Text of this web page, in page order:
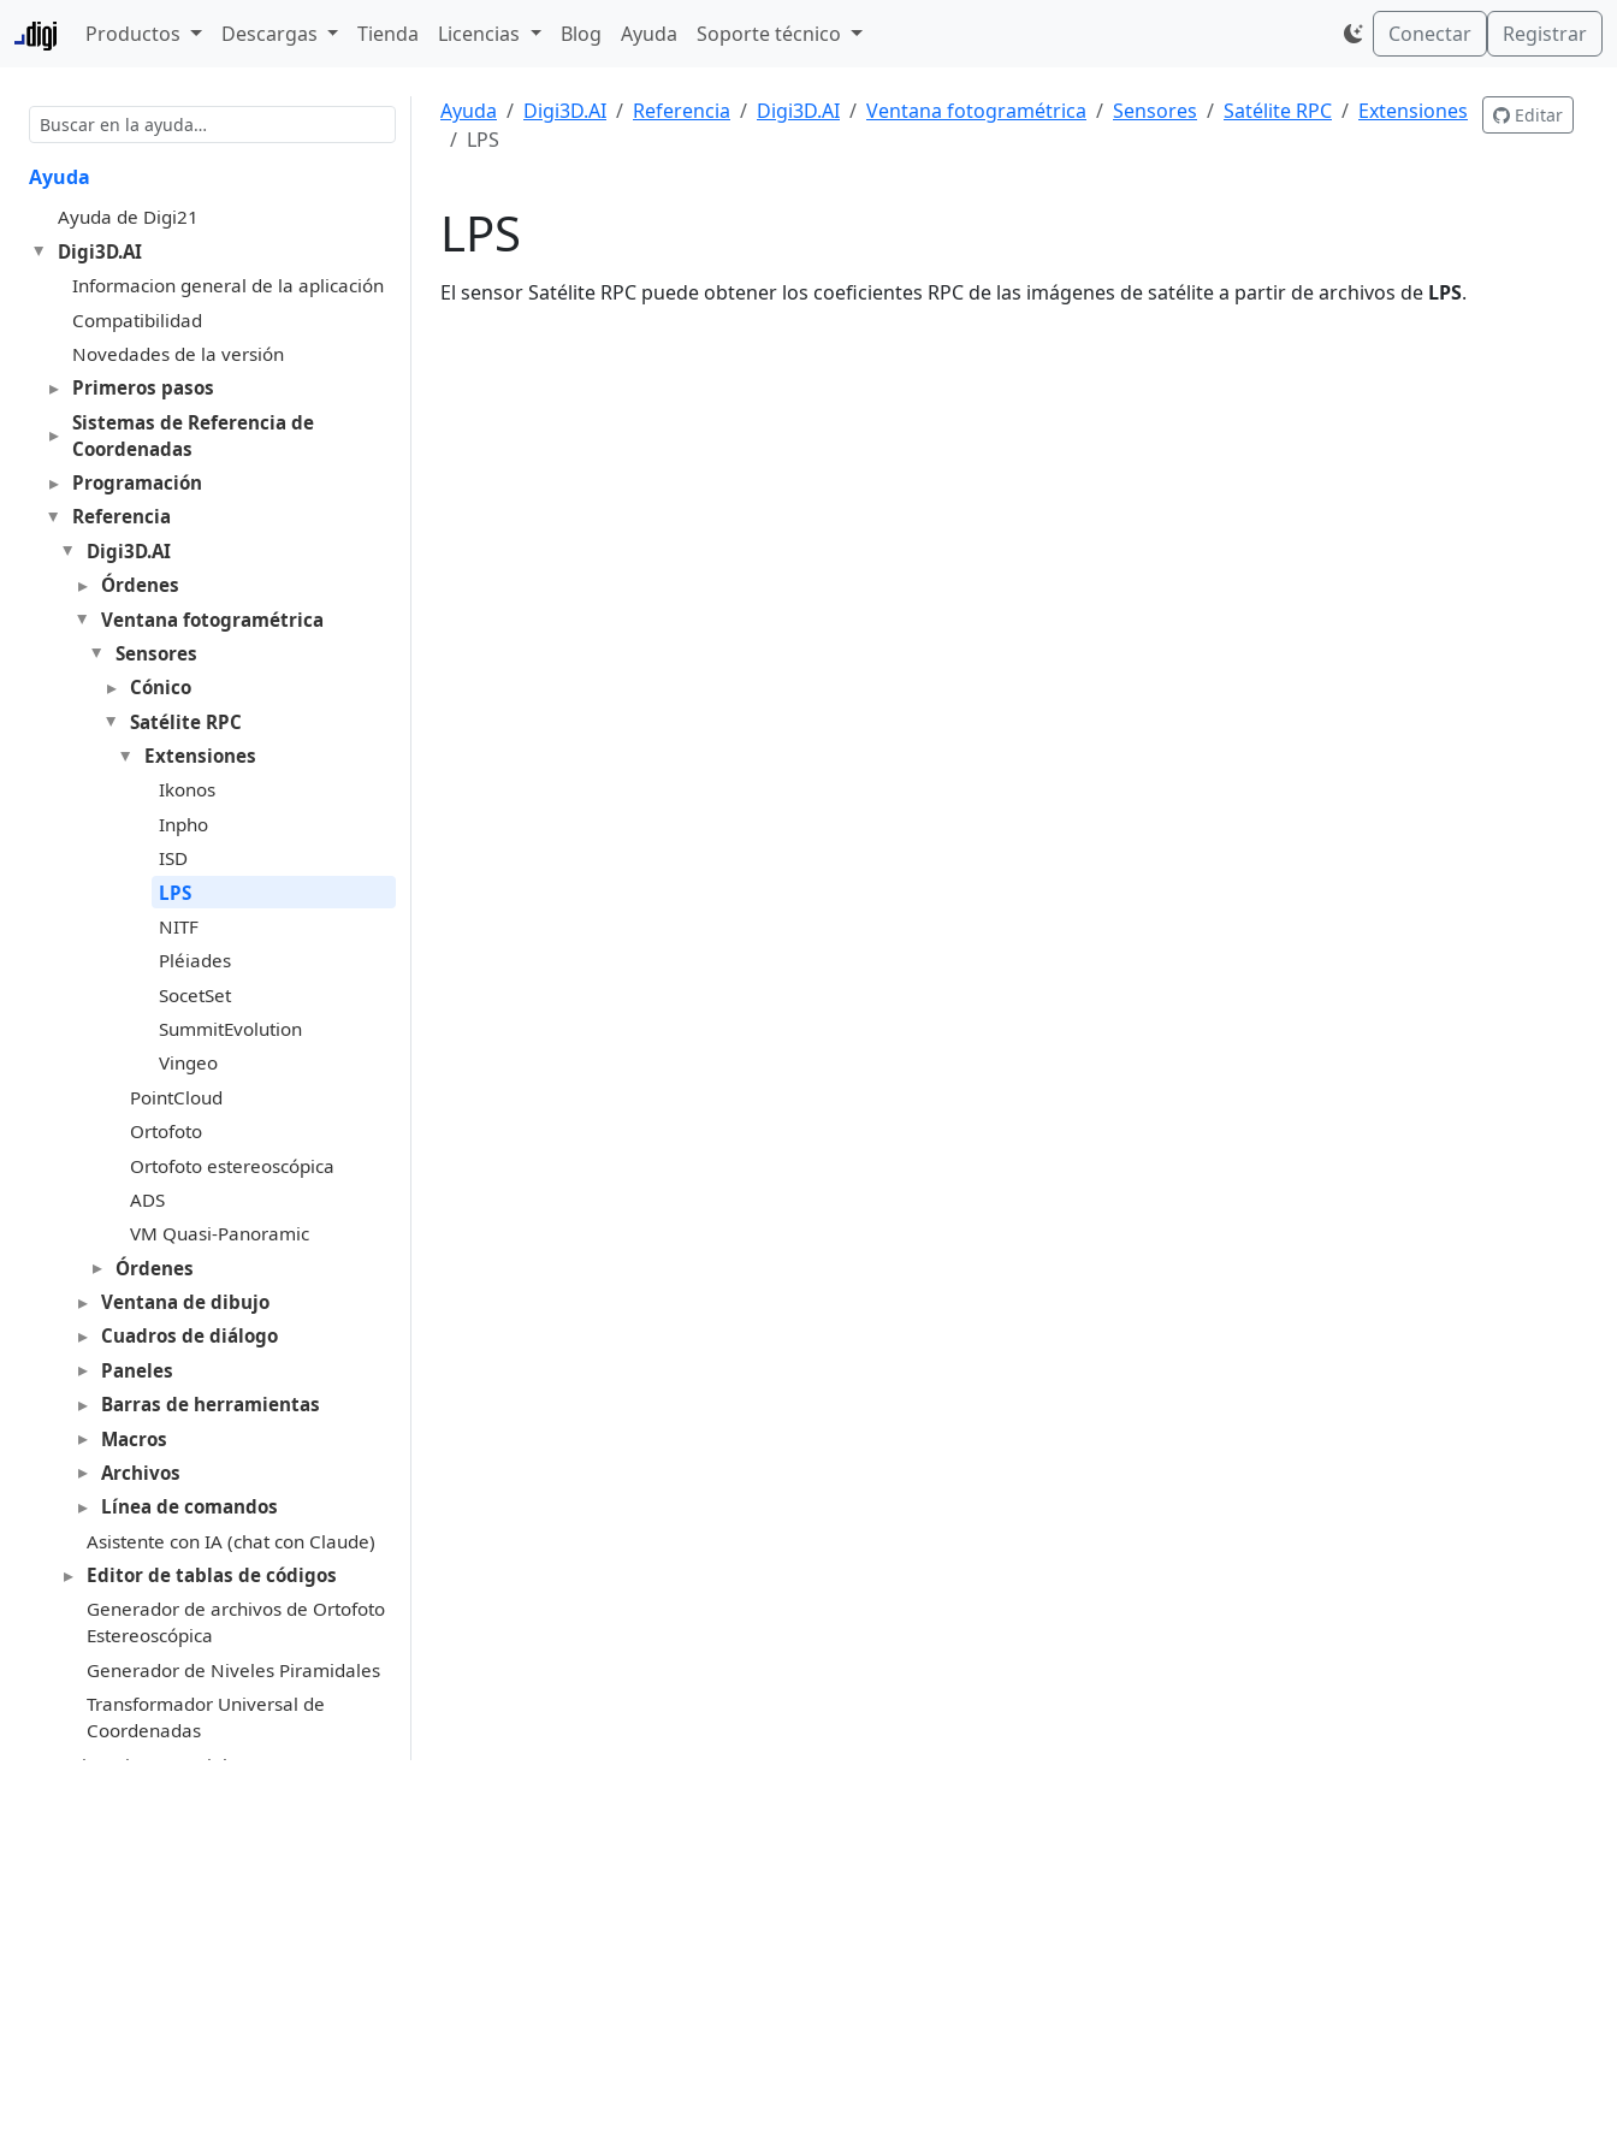
Productos Descargas Tienda Licencias Blog Ayuda Soporte técnico Conectar Registrar
Ayuda
Ayuda de Digi21
Digi3D.AI
Informacion general de la aplicación
Compatibilidad
Novedades de la versión
Primeros pasos
Sistemas de Referencia de
Coordenadas
Programación
Referencia
Digi3D.AI
Órdenes
Ventana fotogramétrica
Sensores
Cónico
Satélite RPC
Extensiones
Ikonos
Inpho
ISD
LPS
NITF
Pléiades
SocetSet
SummitEvolution
Vingeo
PointCloud
Ortofoto
Ortofoto estereoscópica
ADS
VM Quasi-Panoramic
Órdenes
Ventana de dibujo
Cuadros de diálogo
Paneles
Barras de herramientas
Macros
Archivos
Línea de comandos
Asistente con IA (chat con Claude)
Editor de tablas de códigos
Generador de archivos de Ortofoto
Estereoscópica
Generador de Niveles Piramidales
Transformador Universal de
Coordenadas
Licencia y copyright
Ayuda Digi3D.AI Referencia Digi3D.AI Ventana fotogramétrica Sensores Satélite RPC
Extensiones
LPS
Editar
LPS
El sensor Satélite RPC puede obtener los coeficientes RPC de las imágenes de satélite a partir de archivos de LPS.